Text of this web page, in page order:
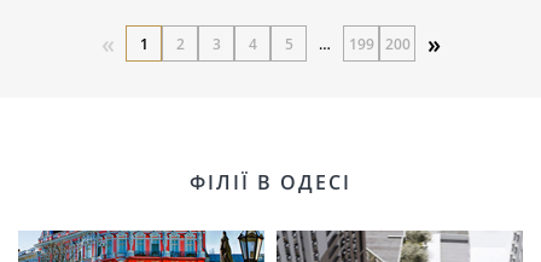
« 1 2 3 4 5 … 199 200 »
ФІЛІЇ В ОДЕСІ